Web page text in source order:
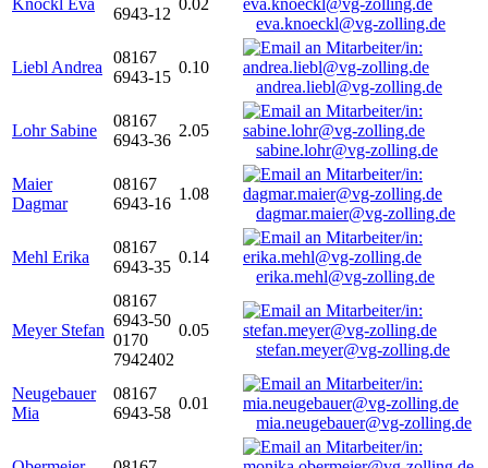
Knöckl Eva
6943-12
0.02
eva.knoeckl@vg-zolling.de
Liebl Andrea
08167
6943-15
0.10
andrea.liebl@vg-zolling.de
Lohr Sabine
08167
6943-36
2.05
sabine.lohr@vg-zolling.de
Maier
Dagmar
08167
6943-16
1.08
dagmar.maier@vg-zolling.de
Mehl Erika
08167
6943-35
0.14
erika.mehl@vg-zolling.de
Meyer Stefan
08167
6943-50
0170
7942402
0.05
stefan.meyer@vg-zolling.de
Neugebauer
Mia
08167
6943-58
0.01
mia.neugebauer@vg-zolling.de